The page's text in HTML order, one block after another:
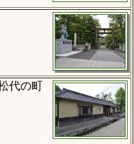
代の町